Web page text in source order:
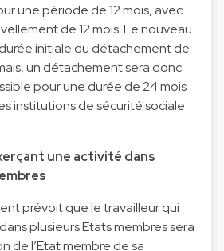
une période de 12 mois, avec
de 12 mois. Le nouveau
initiale du détachement de
un détachement sera donc
pour une durée de 24 mois
institutions de sécurité sociale
une activité dans
prévoit que le travailleur qui
plusieurs Etats membres sera
de l’Etat membre de sa